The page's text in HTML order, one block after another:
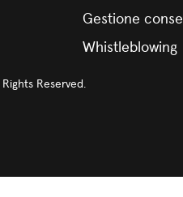
Gestione
Whistleblowing
Reserved.